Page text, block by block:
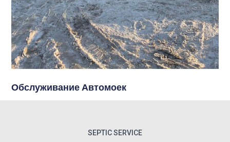
Обслуживание Автомоек
SEPTIC SERVICE